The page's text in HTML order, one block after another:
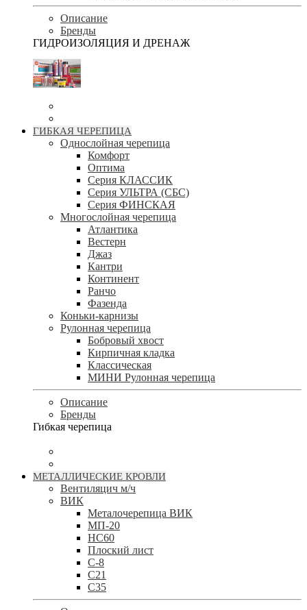
Описание
Бренды
ГИДРОИЗОЛЯЦИЯ И ДРЕНАЖ
ГИБКАЯ ЧЕРЕПИЦА
Однослойная черепица
Комфорт
Оптима
Серия КЛАССИК
Серия УЛЬТРА (СБС)
Серия ФИНСКАЯ
Многослойная черепица
Атлантика
Вестерн
Джаз
Кантри
Континент
Ранчо
Фазенда
Коньки-карнизы
Рулонная черепица
Бобровый хвост
Кирпичная кладка
Классическая
МИНИ Рулонная черепица
Описание
Бренды
Гибкая черепица
МЕТАЛЛИЧЕСКИЕ КРОВЛИ
Вентиляцич м/ч
ВИК
Металочерепица ВИК
МП-20
НС60
Плоский лист
С-8
С21
С35